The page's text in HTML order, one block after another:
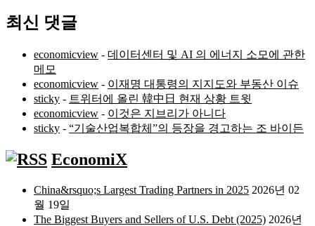
최신 댓글
economicview - 데이터센터 및 AI 의 에너지 소모에 관한
메모
economicview - 이재명 대통령의 지지도와 부동산 이슈
sticky - 트위터에 올린 韓中日 현재 상황 트윗
economicview - 이것은 지브리가 아니다
sticky - “기술산업복합체”의 등장을 경고하는 조 바이든
EconomiX
China&rsquo;s Largest Trading Partners in 2025 2026년 02
월 19일
The Biggest Buyers and Sellers of U.S. Debt (2025) 2026년